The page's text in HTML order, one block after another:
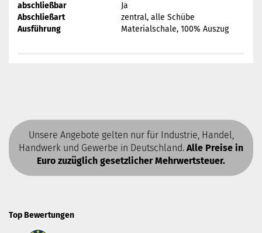
abschließbar
Ja
Abschließart
zentral, alle Schübe
Ausführung
Materialschale, 100% Auszug
Unsere Angebote gelten nur für Industrie, Handel,
Handwerk und Gewerbe in Deutschland. Alle Preise in
Euro zuzüglich gesetzlicher Mehrwertsteuer.
Top Bewertungen